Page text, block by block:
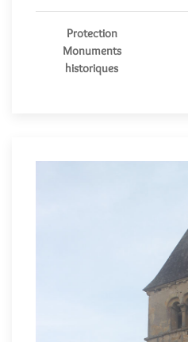
Protection
Monuments
historiques